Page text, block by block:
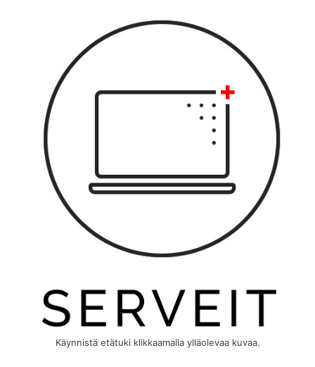
Käynnistä etätuki klikkaamalla ylläolevaa kuvaa.